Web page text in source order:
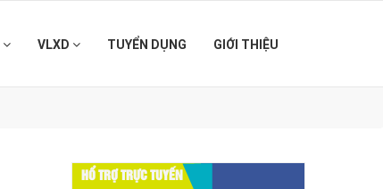
VLXD TUYỂN DỤNG GIỚI THIỆU
HỔ TRỢ TRỰC TUYẾN